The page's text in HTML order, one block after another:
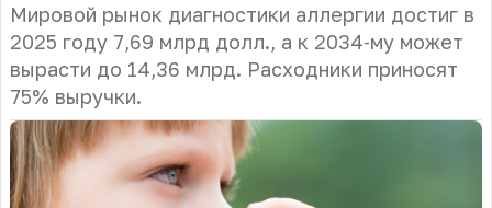
Мировой рынок диагностики аллергии достиг в
2025 году 7,69 млрд долл., а к 2034‑му может
вырасти до 14,36 млрд. Расходники приносят
75% выручки.